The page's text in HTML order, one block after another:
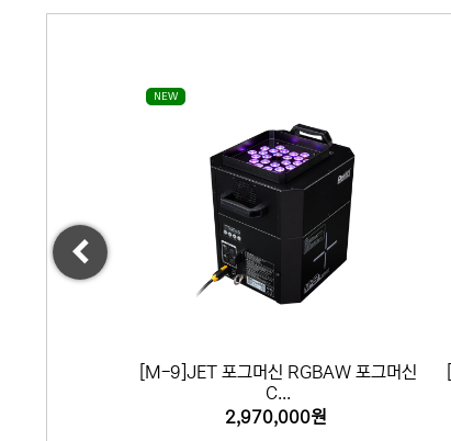
버블머신
리모트
액세서리
SALE
개인결제
Previous
NEW
[M-9]JET 포그머신 RGBAW 포그머신
C...
2,970,000원